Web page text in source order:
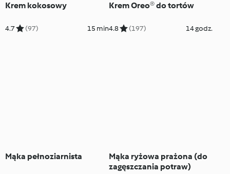
Krem kokosowy
4.7 (97) 15 min
Krem Oreo® do tortów
4.8 (197) 14 godz.
Mąka pełnoziarnista
Mąka ryżowa prażona (do
zagęszczania potraw)